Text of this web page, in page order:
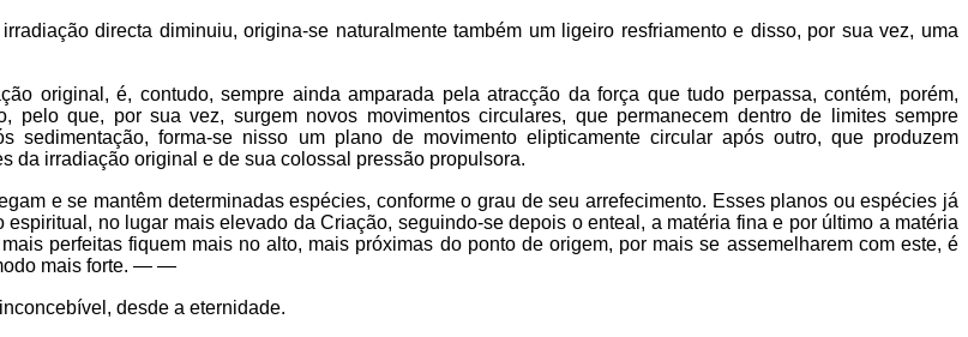
directa diminuiu, origina-se naturalmente também um ligeiro resfriamento e disso, por sua vez, uma
original, é, contudo, sempre ainda amparada pela atracção da força que tudo perpassa, contém, porém,
pelo que, por sua vez, surgem novos movimentos circulares, que permanecem dentro de limites sempre
sedimentação, forma-se nisso um plano de movimento elipticamente circular após outro, que produzem
da irradiação original e de sua colossal pressão propulsora.
e se mantêm determinadas espécies, conforme o grau de seu arrefecimento. Esses planos ou espécies já
no lugar mais elevado da Criação, seguindo-se depois o enteal, a matéria fina e por último a matéria
perfeitas fiquem mais no alto, mais próximas do ponto de origem, por mais se assemelharem com este, é
mais forte. — —
desde a eternidade.